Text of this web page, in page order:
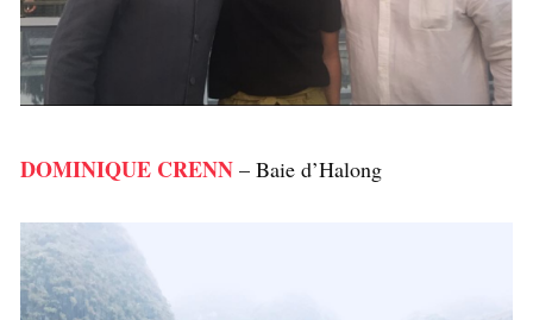
DOMINIQUE CRENN – Baie d’Halong